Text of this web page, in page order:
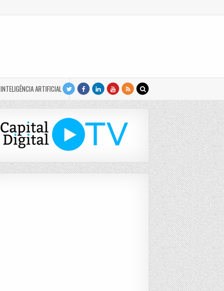
INTELIGÊNCIA ARTIFICIAL